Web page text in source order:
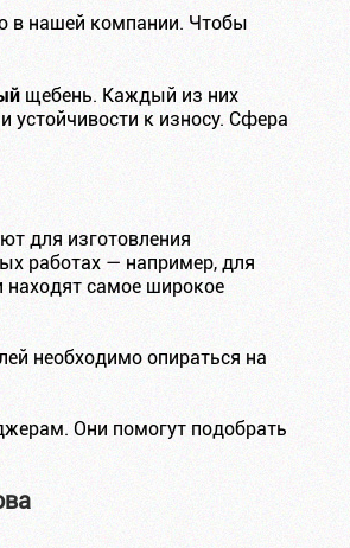
в нашей компании. Чтобы
щебень. Каждый из них
устойчивости к износу. Сфера
для изготовления
работах — например, для
самое широкое
необходимо опираться на
Они помогут подобрать